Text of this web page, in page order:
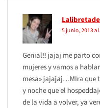
5 junio, 2013 a
Genial!! jajaj me parto
mujeres y vamos a
mesa» jajajaj…MIra que
y noche que el
de la vida a volver, ya